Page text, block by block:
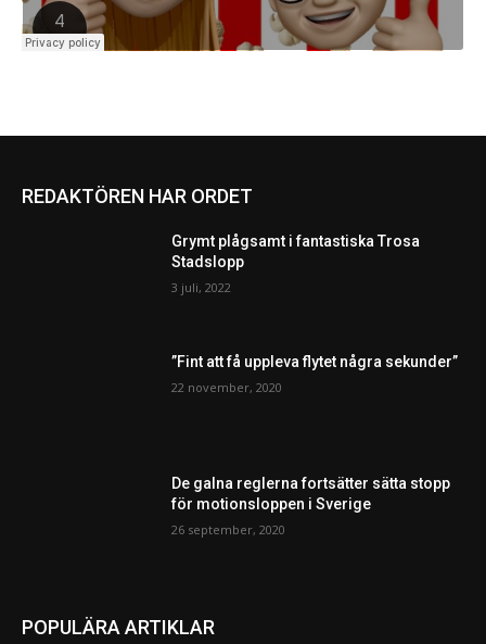
REDAKTÖREN HAR ORDET
Grymt plågsamt i fantastiska Trosa
Stadslopp
3 juli, 2022
”Fint att få uppleva flytet några sekunder”
22 november, 2020
De galna reglerna fortsätter sätta stopp
för motionsloppen i Sverige
26 september, 2020
POPULÄRA ARTIKLAR